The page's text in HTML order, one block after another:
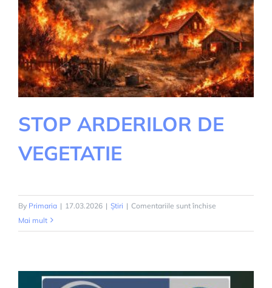
STOP ARDERILOR DE
VEGETATIE
By Primaria | 17.03.2026 | Știri | Comentariile sunt închise
ARDERILOR
Mai mult